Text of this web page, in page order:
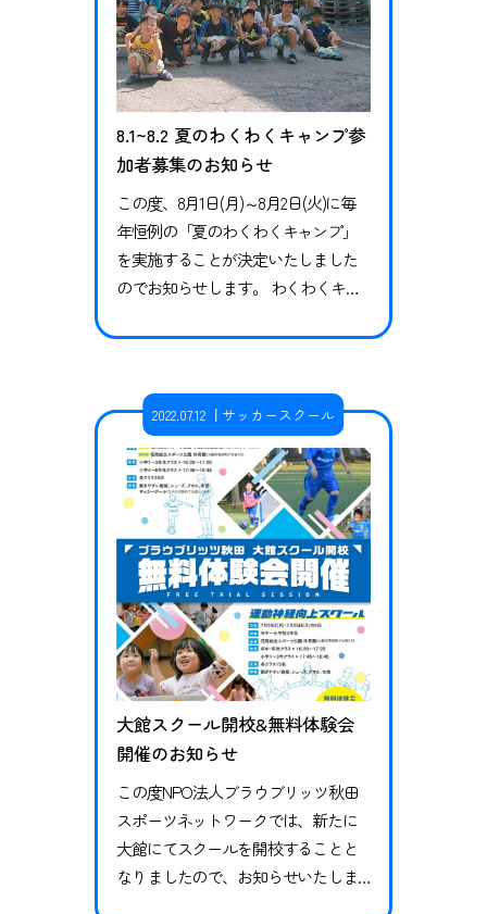
8.1~8.2 夏のわくわくキャンプ参
加者募集のお知らせ
この度、8月1日(月)～8月2日(火)に毎
年恒例の「夏のわくわくキャンプ」
を実施することが決定いたしました
のでお知らせします。 わくわくキャ
対象に、集団での自然体験やモノづ
性や協調性を伸ばすことを目的とし
て毎年夏と冬にブラウブリッツ秋田
スクールが実施しているイベントで
す。 実施日 8月1日（月）～8月2日
（火） 対象者 小学１年生〜…
2022.07.12 サッカースクール
大館スクール開校&無料体験会
開催のお知らせ
この度NPO法人ブラウブリッツ秋田
スポーツネットワークでは、新たに
大館にてスクールを開校することと
なりましたので、お知らせいたしま